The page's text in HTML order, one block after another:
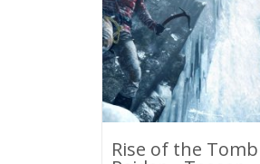
Rise of the Tomb